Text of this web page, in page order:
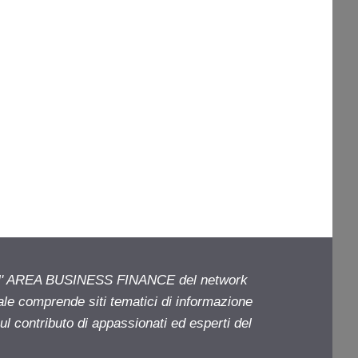
BUSINESS FINANCE del network
comprende siti tematici di informazione
contributo di appassionati ed esperti del